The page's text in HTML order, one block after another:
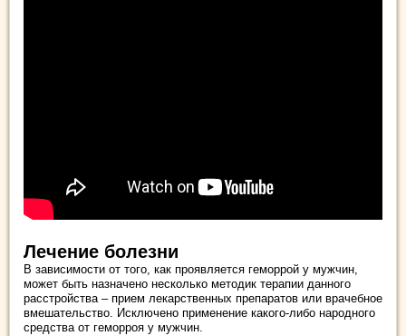
Лечение болезни
В зависимости от того, как проявляется геморрой у мужчин,
может быть назначено несколько методик терапии данного
расстройства – прием лекарственных препаратов или врачебное
вмешательство. Исключено применение какого-либо народного
средства от геморроя у мужчин.